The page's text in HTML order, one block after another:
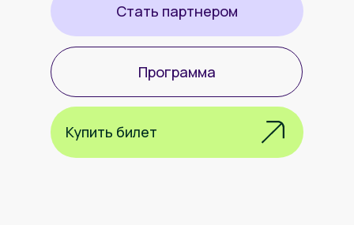
Купить билет
Стать партнером
Программа